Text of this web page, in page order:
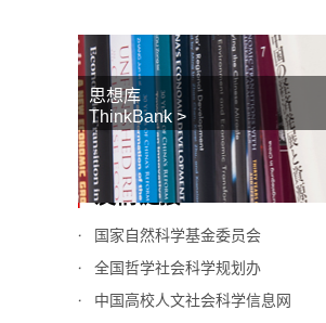
思想库
ThinkBank >
友情链接
国家自然科学基金委员会
全国哲学社会科学规划办
中国高校人文社会科学信息网